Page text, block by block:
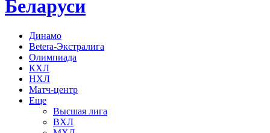
Беларуси
Динамо
Betera-Экстралига
Олимпиада
КХЛ
НХЛ
Матч-центр
Еще
Высшая лига
ВХЛ